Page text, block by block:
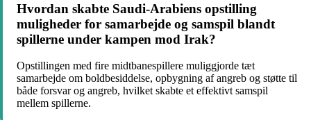
Hvordan skabte Saudi-Arabiens opstilling
muligheder for samarbejde og samspil blandt
spillerne under kampen mod Irak?
Opstillingen med fire midtbanespillere muliggjorde tæt
samarbejde om boldbesiddelse, opbygning af angreb og støtte til
både forsvar og angreb, hvilket skabte et effektivt samspil
mellem spillerne.